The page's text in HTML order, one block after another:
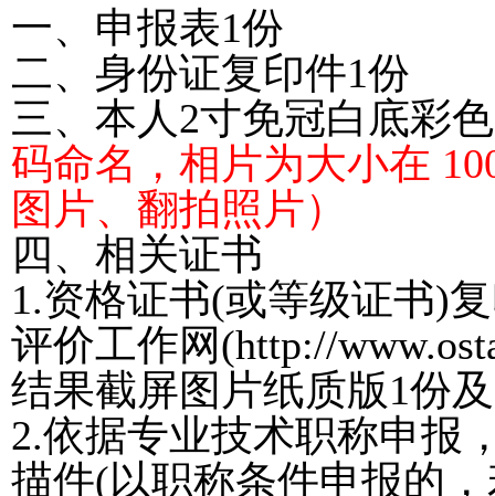
一、申报表1份
二、身份证复印件1份
三、 本人2寸免冠白底彩
码命名，相片为大小在
图片、翻拍照片）
四、相关证书
1.资格证书(或等级证书)
评价工作网(http://
结果截屏图片纸质版1份
2.依据专业技术职称申报
描件(以职称条件申报的